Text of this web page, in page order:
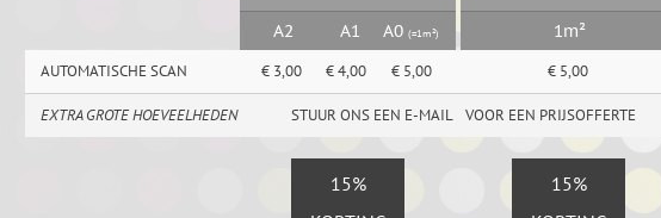
AUTOMATISCHE SCAN
EXTRA GROTE HOEVEELHEDEN
A2 A1 A0 (=1m²)
€ 2,55 € 3,40 € 4,25
STUUR ONS EEN E-MAIL
VOOR
A2 A1 A0(=1m²)
€ 3,00 € 4,00 € 5,00
STUUR ONS EEN E-MAIL
15%
1m²
€ 4,25
VOOR EEN PRIJSOFFERTE
VOOR
1m²
€ 5,00
VOOR EEN PRIJSOFFERTE
15%